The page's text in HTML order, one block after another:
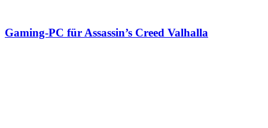
Gaming-PC für Assassin’s Creed Valhalla